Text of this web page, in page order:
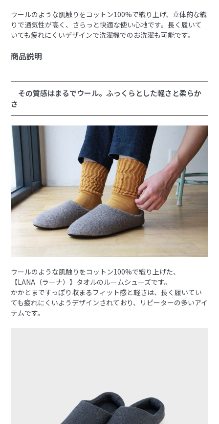
ウールのような肌触りをコットン100%で織り上げ、立体的な織
りで通気性が高く、さらっと快適な使い心地です。長く履いて
いても疲れにくいデザインで洗濯機でのお洗濯も可能です。
商品説明
その質感はまるでウール。ふっくらとした軽さと柔らか
さ
ウールのような肌触りをコットン100%で織り上げた、
【LANA（ラーナ）】タオルのルームシューズです。
かかとまですっぽり収まるフィット感と軽さは、長く履いてい
ても疲れにくいようデザインされており、リピーターの多いアイ
テムです。